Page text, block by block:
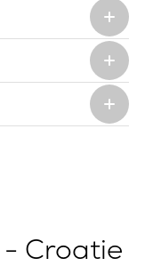
Croatie